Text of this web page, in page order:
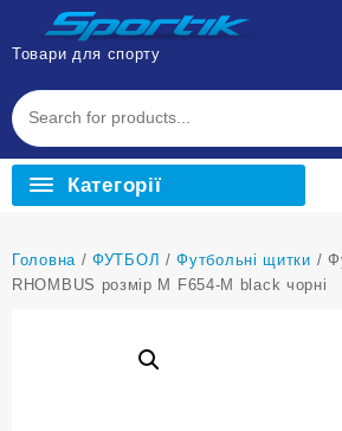
Перейти
вмісту
Товари для спорту
Категорії
Головна /ФУТБОЛ /Футбольні щитки /
RHOMBUS розмір M F654-M black чорні